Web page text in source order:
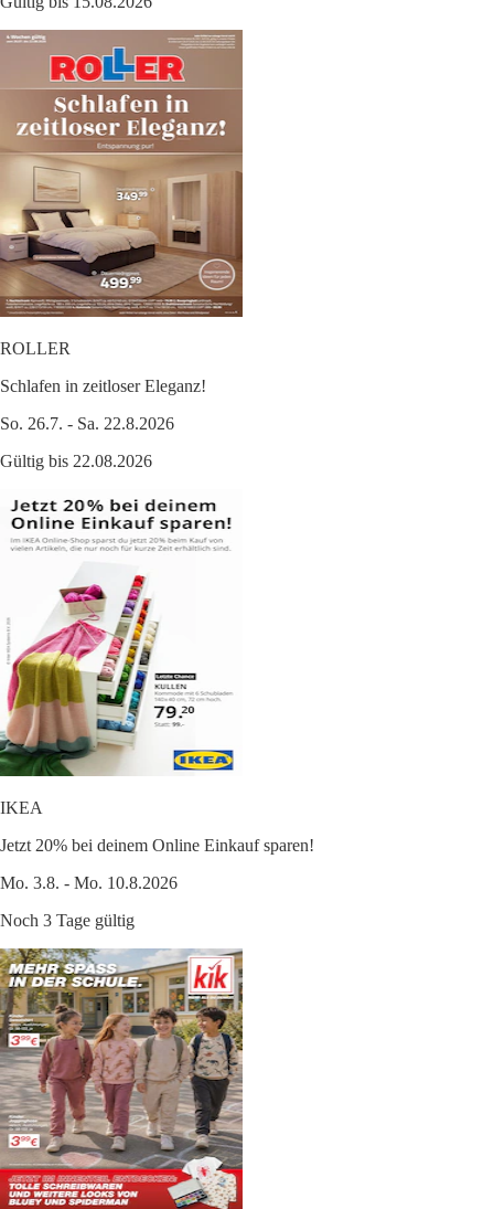
ROLLER
Schlafen in zeitloser Eleganz!
So. 26.7. - Sa. 22.8.2026
Gültig bis 22.08.2026
IKEA
Jetzt 20% bei deinem Online Einkauf sparen!
Mo. 3.8. - Mo. 10.8.2026
Noch 3 Tage gültig